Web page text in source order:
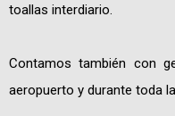
toallas interdiario.
Contamos también con
aeropuerto y durante toda